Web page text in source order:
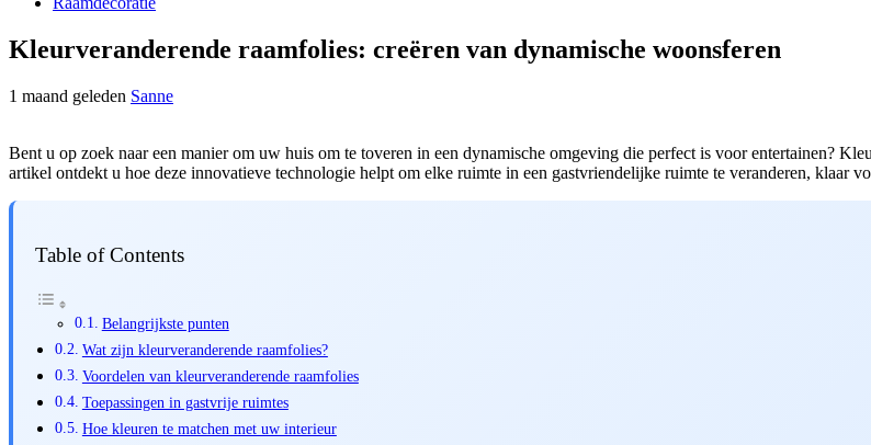
Kleurveranderende raamfolies: creëren van dynamische woonsferen
1 maand geleden Sanne
Bent u op zoek naar een manier om uw huis om te toveren in een dynamische omgeving die perfect is voor entertainen?
artikel ontdekt u hoe deze innovatieve technologie helpt om elke ruimte in een gastvriendelijke ruimte te veranderen, klaar
Table of Contents
Belangrijkste punten
Wat zijn kleurveranderende raamfolies?
Voordelen van kleurveranderende raamfolies
Toepassingen in gastvrije ruimtes
Hoe kleuren te matchen met uw interieur